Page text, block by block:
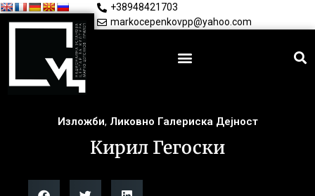
+38948421703
markocepenkovpp@yahoo.com
Изложби, Ликовно Галериска Дејност
Кирил Гегоски